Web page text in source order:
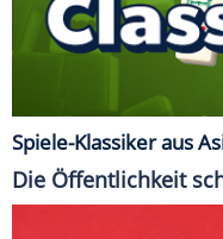
Spiele-Klassiker aus
Die Öffentlichkeit